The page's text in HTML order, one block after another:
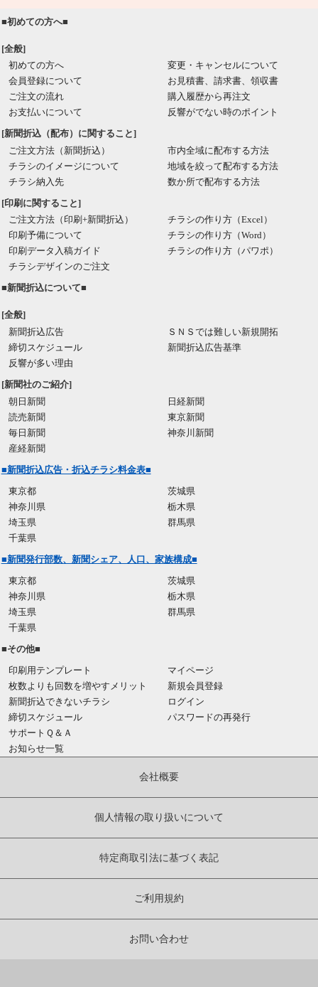
■初めての方へ■
[全般]
初めての方へ
会員登録について
ご注文の流れ
お支払いについて
変更・キャンセルについて
お見積書、請求書、領収書
購入履歴から再注文
反響がでない時のポイント
[新聞折込（配布）に関すること]
ご注文方法（新聞折込）
チラシのイメージについて
チラシ納入先
市内全域に配布する方法
地域を絞って配布する方法
数か所で配布する方法
[印刷に関すること]
ご注文方法（印刷+新聞折込）
印刷予備について
印刷データ入稿ガイド
チラシデザインのご注文
チラシの作り方（Excel）
チラシの作り方（Word）
チラシの作り方（パワポ）
■新聞折込について■
[全般]
新聞折込広告
締切スケジュール
反響が多い理由
ＳＮＳでは難しい新規開拓
新聞折込広告基準
[新聞社のご紹介]
朝日新聞
読売新聞
毎日新聞
産経新聞
日経新聞
東京新聞
神奈川新聞
■新聞折込広告・折込チラシ料金表■
東京都
神奈川県
埼玉県
千葉県
茨城県
栃木県
群馬県
■新聞発行部数、新聞シェア、人口、家族構成■
東京都
神奈川県
埼玉県
千葉県
茨城県
栃木県
群馬県
■その他■
印刷用テンプレート
枚数よりも回数を増やすメリット
新聞折込できないチラシ
締切スケジュール
サポートＱ＆Ａ
お知らせ一覧
マイページ
新規会員登録
ログイン
パスワードの再発行
会社概要
個人情報の取り扱いについて
特定商取引法に基づく表記
ご利用規約
お問い合わせ